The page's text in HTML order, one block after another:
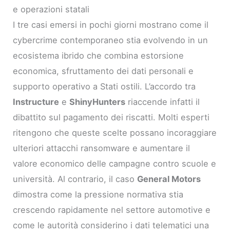
e operazioni statali
I tre casi emersi in pochi giorni mostrano come il
cybercrime contemporaneo stia evolvendo in un
ecosistema ibrido che combina estorsione
economica, sfruttamento dei dati personali e
supporto operativo a Stati ostili. L’accordo tra
Instructure eShinyHunters riaccende infatti il
dibattito sul pagamento dei riscatti. Molti esperti
ritengono che queste scelte possano incoraggiare
ulteriori attacchi ransomware e aumentare il
valore economico delle campagne contro scuole e
università. Al contrario, il caso General Motors
dimostra come la pressione normativa stia
crescendo rapidamente nel settore automotive e
come le autorità considerino i dati telematici una